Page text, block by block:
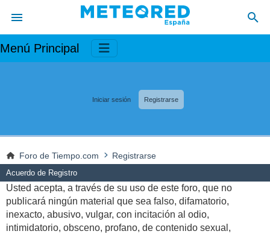
Menú Principal
Iniciar sesión Registrarse
Foro de Tiempo.com Registrarse
Acuerdo de Registro
Usted acepta, a través de su uso de este foro, que no
publicará ningún material que sea falso, difamatorio,
inexacto, abusivo, vulgar, con incitación al odio,
intimidatorio, obsceno, profano, de contenido sexual,